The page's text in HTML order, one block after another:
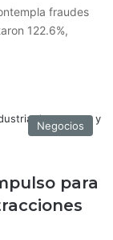
fraudes
122.6%,
Negocios
para